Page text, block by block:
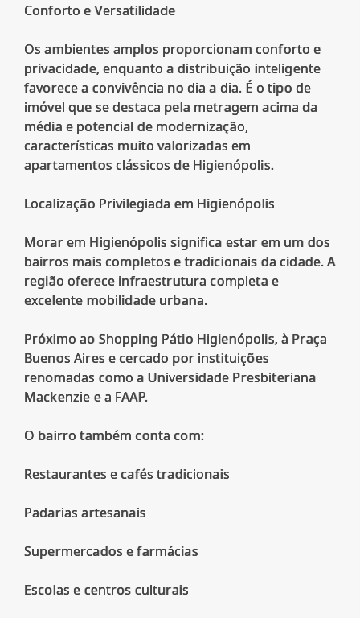
Conforto e Versatilidade
Os ambientes amplos proporcionam conforto e
privacidade, enquanto a distribuição inteligente
favorece a convivência no dia a dia. É o tipo de
imóvel que se destaca pela metragem acima da
média e potencial de modernização,
características muito valorizadas em
apartamentos clássicos de Higienópolis.
Localização Privilegiada em Higienópolis
Morar em Higienópolis significa estar em um dos
bairros mais completos e tradicionais da cidade. A
região oferece infraestrutura completa e
excelente mobilidade urbana.
Próximo ao Shopping Pátio Higienópolis, à Praça
Buenos Aires e cercado por instituições
renomadas como a Universidade Presbiteriana
Mackenzie e a FAAP.
O bairro também conta com:
Restaurantes e cafés tradicionais
Padarias artesanais
Supermercados e farmácias
Escolas e centros culturais